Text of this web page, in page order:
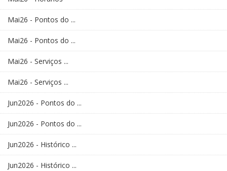
Mai26 - Pontos do ...
Mai26 - Pontos do ...
Mai26 - Serviços ...
Mai26 - Serviços ...
Jun2026 - Pontos do ...
Jun2026 - Pontos do ...
Jun2026 - Histórico ...
Jun2026 - Histórico ...